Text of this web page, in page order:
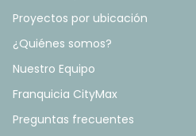
Proyectos por ubicación
¿Quiénes somos?
Nuestro Equipo
Franquicia CityMax
Preguntas frecuentes